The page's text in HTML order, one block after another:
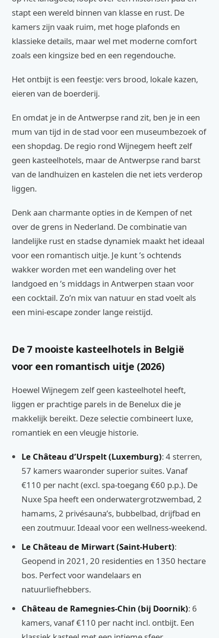
stapt een wereld binnen van klasse en rust. De
kamers zijn vaak ruim, met hoge plafonds en
klassieke details, maar wel met moderne comfort
zoals een kingsize bed en een regendouche.
Het ontbijt is een feestje: vers brood, lokale kazen,
eieren van de boerderij.
En omdat je in de Antwerpse rand zit, ben je in een
mum van tijd in de stad voor een museumbezoek of
een shopdag. De regio rond Wijnegem heeft zelf
geen kasteelhotels, maar de Antwerpse rand barst
van de landhuizen en kastelen die net iets verderop
liggen.
Denk aan charmante opties in de Kempen of net
over de grens in Nederland. De combinatie van
landelijke rust en stadse dynamiek maakt het ideaal
voor een romantisch uitje. Je kunt ’s ochtends
wakker worden met een wandeling over het
landgoed en ’s middags in Antwerpen staan voor
een cocktail. Zo’n mix van natuur en stad voelt als
een mini-escape zonder lange reistijd.
De 7 mooiste kasteelhotels in België
voor een romantisch uitje (2026)
Hoewel Wijnegem zelf geen kasteelhotel heeft,
liggen er prachtige parels in de Benelux die je
makkelijk bereikt. Deze selectie combineert luxe,
romantiek en een vleugje historie.
Le Château d’Urspelt (Luxemburg): 4 sterren,
57 kamers waaronder superior suites. Vanaf
€110 per nacht (excl. spa-toegang €60 p.p.). De
Nuxe Spa heeft een onderwatergrotzwembad, 2
hamams, 2 privésauna’s, bubbelbad, drijfbad en
een zoutmuur. Ideaal voor een wellness-weekend.
Le Château de Mirwart (Saint-Hubert):
Geopend in 2021, 20 residenties en 1350 hectare
bos. Perfect voor wandelaars en
natuurliefhebbers.
Château de Ramegnies-Chin (bij Doornik): 6
kamers, vanaf €110 per nacht incl. ontbijt. Een